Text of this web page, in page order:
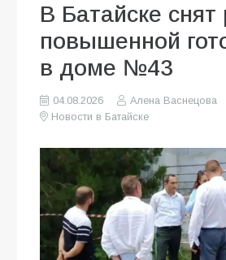
В Батайске
повышенной
в доме №43
04.08.2026
Алена Васнецова
Новости в Батайске